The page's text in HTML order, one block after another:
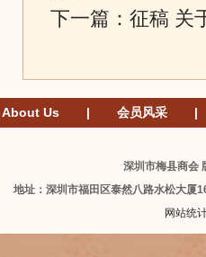
下一篇： 征稿 关
About Us | 会员风采 |
深圳市梅县商
地址：深圳市福田区泰然八路水松大厦
网站统